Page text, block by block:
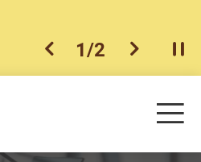
上一个
1/2 下一个开
目